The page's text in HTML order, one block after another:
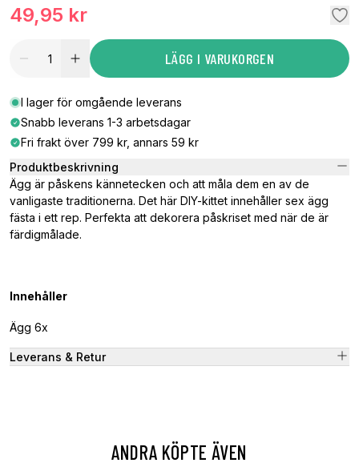
49,95 kr
LÄGG I VARUKORGEN
I lager för omgående leverans
Snabb leverans 1-3 arbetsdagar
Fri frakt över 799 kr, annars 59 kr
Produktbeskrivning
Ägg är påskens kännetecken och att måla dem en av de
vanligaste traditionerna. Det här DIY-kittet innehåller sex ägg
fästa i ett rep. Perfekta att dekorera påskriset med när de är
färdigmålade.
Innehåller
Ägg 6x
Leverans & Retur
ANDRA KÖPTE ÄVEN